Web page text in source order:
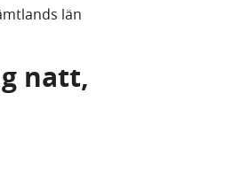
län
natt,